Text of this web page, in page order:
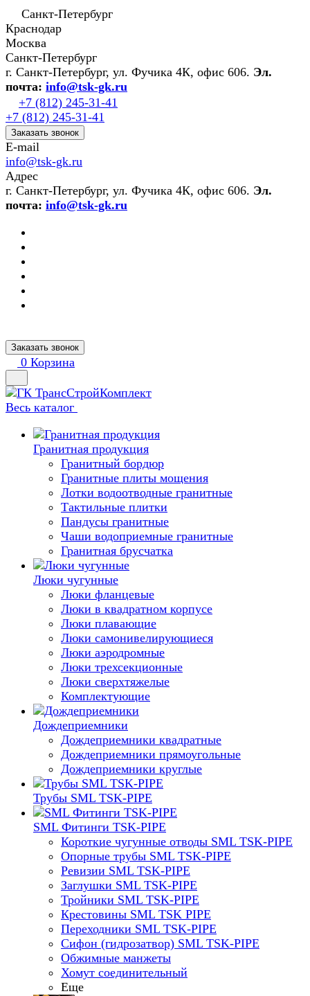
Санкт-Петербург
Краснодар
Москва
Санкт-Петербург
г. Санкт-Петербург, ул. Фучика 4К, офис 606. Эл.
почта: info@tsk-gk.ru
+7 (812) 245-31-41
+7 (812) 245-31-41
Заказать звонок
E-mail
info@tsk-gk.ru
Адрес
г. Санкт-Петербург, ул. Фучика 4К, офис 606. Эл.
почта: info@tsk-gk.ru
Заказать звонок
0 Корзина
Весь каталог
Гранитная продукция
Гранитный бордюр
Гранитные плиты мощения
Лотки водоотводные гранитные
Тактильные плитки
Пандусы гранитные
Чаши водоприемные гранитные
Гранитная брусчатка
Люки чугунные
Люки фланцевые
Люки в квадратном корпусе
Люки плавающие
Люки самонивелирующиеся
Люки аэродромные
Люки трехсекционные
Люки сверхтяжелые
Комплектующие
Дождеприемники
Дождеприемники квадратные
Дождеприемники прямоугольные
Дождеприемники круглые
Трубы SML TSK-PIPE
SML Фитинги TSK-PIPE
Короткие чугунные отводы SML TSK-PIPE
Опорные трубы SML TSK-PIPE
Ревизии SML TSK-PIPE
Заглушки SML TSK-PIPE
Тройники SML TSK-PIPE
Крестовины SML TSK PIPE
Переходники SML TSK-PIPE
Сифон (гидрозатвор) SML TSK-PIPE
Обжимные манжеты
Хомут соединительный
Еще